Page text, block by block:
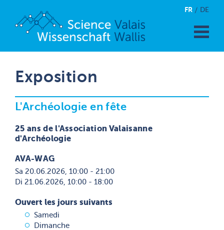
FR DE
Exposition
L'Archéologie en fête
25 ans de l'Association Valaisanne
d'Archéologie
AVA-WAG
Sa 20.06.2026, 10:00 - 21:00
Di 21.06.2026, 10:00 - 18:00
Ouvert les jours suivants
Samedi
Dimanche